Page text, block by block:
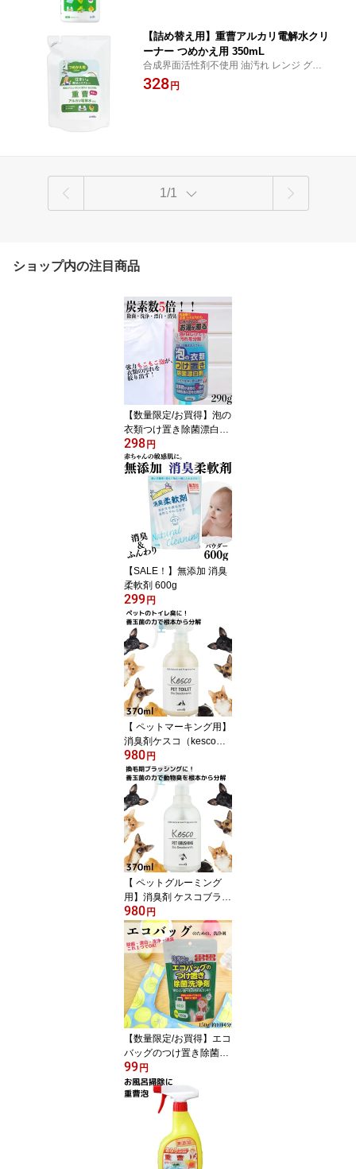
【詰め替え用】重曹アルカリ電解水クリ
ーナー つめかえ用 350mL
合成界面活性剤不使用 油汚れ レンジ グリ
ル 換気扇 IH調理器具 冷蔵庫 フローリング
328 円
1/1
ショップ内の注目商品
【数量限定/お買得】泡の
衣類つけ置き除菌漂白剤
290g
298 円
【SALE！】無添加 消臭
柔軟剤 600g
299 円
【 ペットマーキング用】
消臭剤ケスコ（kesco）
ペットトイレ用スプレー
370mL
980 円
【 ペットグルーミング
用】消臭剤 ケスコブラッ
シングスプレー 370ml
換毛期 消臭ミスト 無香
料 ミストタイプ 犬 猫 小
動物 エキゾチックアニマ
ル ペット消臭
980 円
【数量限定/お買得】エコ
バッグのつけ置き除菌洗
浄剤 150g エコバッグ
洗剤 マイバッグ洗濯 つ
け置き 丹羽久 住まいの
魔法のパウダー
99 円